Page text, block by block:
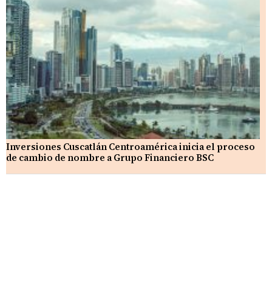
Inversiones Cuscatlán Centroamérica inicia el proceso
de cambio de nombre a Grupo Financiero BSC